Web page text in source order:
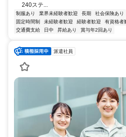
240ステ...
制服あり 業界未経験者歓迎 長期 社会保険あり
固定時間制
未経験者歓迎 経験者歓迎 有資格者
交通費支給
日中 昇給あり 賞与年2回あり
派遣社員